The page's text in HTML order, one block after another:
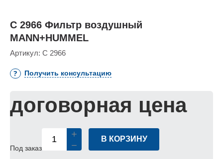
C 2966 Фильтр воздушный
MANN+HUMMEL
Артикул: C 2966
Получить консультацию
договорная цена
Под заказ
В КОРЗИНУ